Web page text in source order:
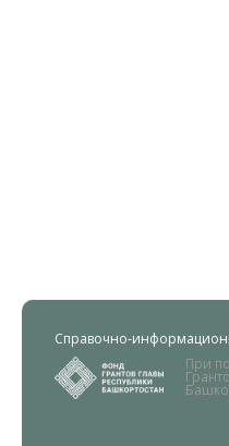
Справочно-
При